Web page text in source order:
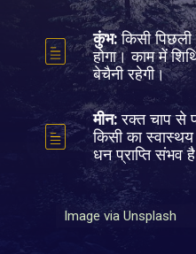
Image via Unsplash
कुंभ:किसी पिछली
होगा। काम में
बेचैनी रहेगी।
मीन:रक्त चाप से
किसी का
धन प्राप्ति संभव